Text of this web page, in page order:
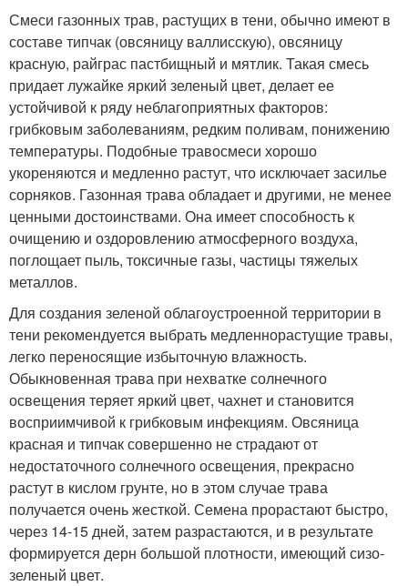
Смеси газонных трав, растущих в тени, обычно имеют в
составе типчак (овсяницу валлисскую), овсяницу
красную, райграс пастбищный и мятлик. Такая смесь
придает лужайке яркий зеленый цвет, делает ее
устойчивой к ряду неблагоприятных факторов:
грибковым заболеваниям, редким поливам, понижению
температуры. Подобные травосмеси хорошо
укореняются и медленно растут, что исключает засилье
сорняков. Газонная трава обладает и другими, не менее
ценными достоинствами. Она имеет способность к
очищению и оздоровлению атмосферного воздуха,
поглощает пыль, токсичные газы, частицы тяжелых
металлов.
Для создания зеленой облагоустроенной территории в
тени рекомендуется выбрать медленнорастущие травы,
легко переносящие избыточную влажность.
Обыкновенная трава при нехватке солнечного
освещения теряет яркий цвет, чахнет и становится
восприимчивой к грибковым инфекциям. Овсяница
красная и типчак совершенно не страдают от
недостаточного солнечного освещения, прекрасно
растут в кислом грунте, но в этом случае трава
получается очень жесткой. Семена прорастают быстро,
через 14-15 дней, затем разрастаются, и в результате
формируется дерн большой плотности, имеющий сизо-
зеленый цвет.